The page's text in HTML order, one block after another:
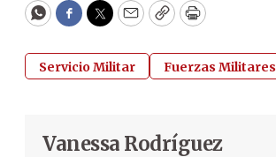
WhatsApp
Facebook
Twitter
EmailCopyPrint
Servicio Militar Fuerzas Militares
Vanessa Rodríguez